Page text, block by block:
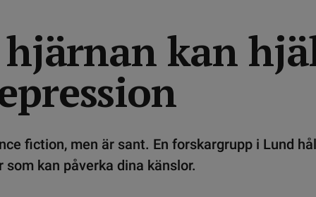
kan
fiction, men är sant. En forskargrupp i Lund
kan påverka dina känslor.